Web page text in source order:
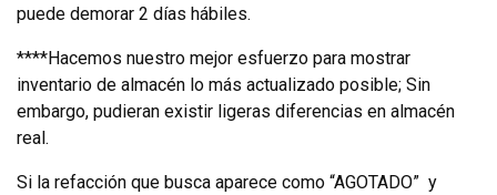
puede demorar 2 días hábiles.
****Hacemos nuestro mejor esfuerzo para mostrar
inventario de almacén lo más actualizado posible; Sin
embargo, pudieran existir ligeras diferencias en almacén
real.
Si la refacción que busca aparece como “AGOTADO” y